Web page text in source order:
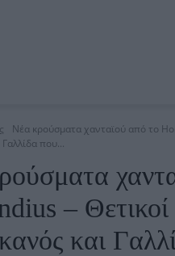
Νέα κρούσματα χανταϊού από το
που...
– Θετικοί
και